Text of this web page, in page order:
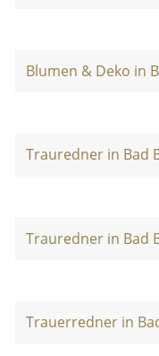
Blumen & Deko in
Trauredner in Bad
Trauredner in Bad
Trauerredner in